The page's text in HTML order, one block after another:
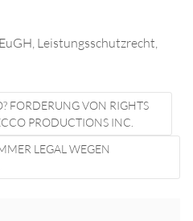
EuGH, Leistungsschutzrecht,
FORDERUNG VON RIGHTS
PRODUCTIONS INC.
LEGAL WEGEN